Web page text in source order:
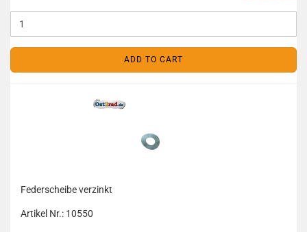
ADD TO CART
Federscheibe verzinkt
Artikel Nr.: 10550